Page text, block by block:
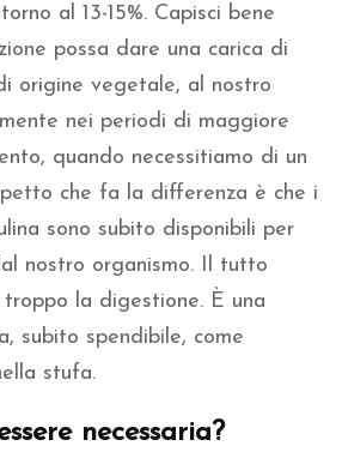
al 13-15%. Capisci bene
possa dare una carica di
origine vegetale, al nostro
nei periodi di maggiore
quando necessitiamo di un
che fa la differenza è che i
sono subito disponibili per
nostro organismo. Il tutto
la digestione. È una
subito spendibile, come
stufa.
necessaria?